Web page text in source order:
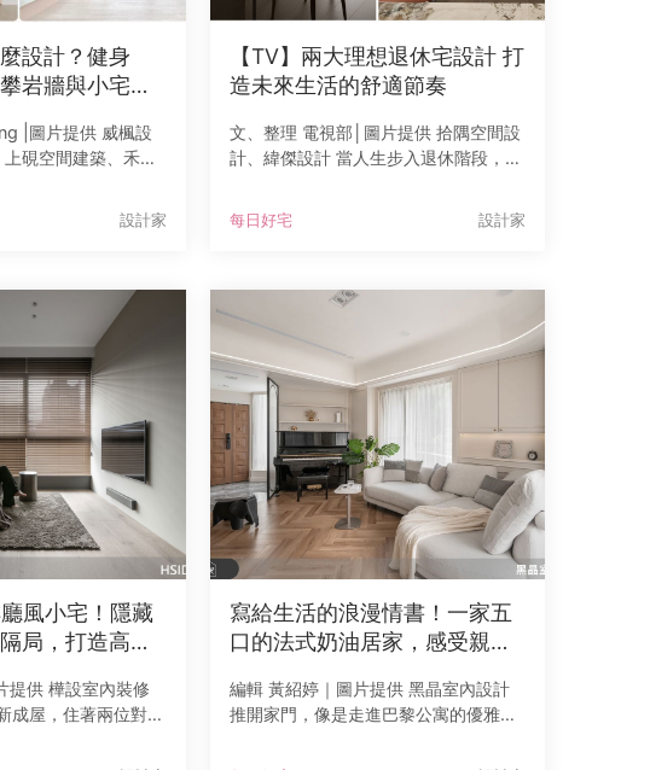
設計？健身
岩牆與小宅運
|圖片提供 威楓設
硯空間建築、禾光
、八寶空間美學、
境設計、澄月室內
設計家
【TV】兩大理想退休宅設計 打
造未來生活的舒適節奏
文、整理 電視部│圖片提供 拾隅空間設
計、緯傑設計 當人生步入退休階段，對
繁複裝飾，更多人開始重視居住的舒適
度、空間尺度與生活節奏。本集精選兩
每日好宅 設計家
風小宅！隱藏
局，打造高質
提供 樺設室內裝修
成屋，住著兩位對生
嚮往深沉、成熟且
寫給生活的浪漫情書！一家五
口的法式奶油居家，感受親子
編輯 黃紹婷｜圖片提供 黑晶室內設計
推開家門，像是走進巴黎公寓的優雅記
活的浪漫情書，設計師以法式奶油風為